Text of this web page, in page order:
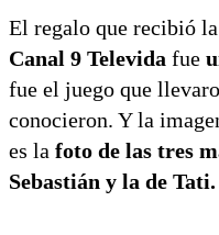
El regalo que recibió
Canal 9 Televida fue
fue el juego que
conocieron. Y la
es la foto de las tres
Sebastián y la de Tati.